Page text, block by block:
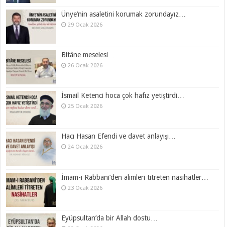
Ünye’nin asaletini korumak zorundayız…
29 Ocak 2026
Bitâne meselesi…
26 Ocak 2026
İsmail Ketenci hoca çok hafız yetiştirdi…
25 Ocak 2026
Hacı Hasan Efendi ve davet anlayışı…
24 Ocak 2026
İmam-ı Rabbani’den alimleri titreten nasihatler…
23 Ocak 2026
Eyüpsultan’da bir Allah dostu…